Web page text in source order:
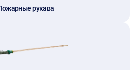
рукава